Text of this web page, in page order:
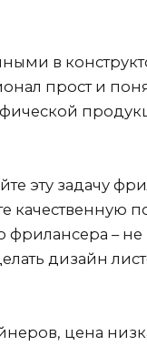
в
прост и
эту задачу
–
дизайн
цена